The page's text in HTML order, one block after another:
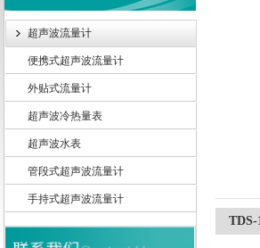
上海龙魁工业技术有限责任公司
超声波流量计
便携式超声波流量计
外贴式流量计
超声波冷热量表
超声波水表
管段式超声波流量计
手持式超声波流量计